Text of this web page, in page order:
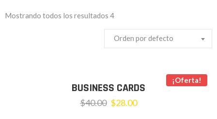
Mostrando todos los resultados 4
Orden por defecto
¡Oferta!
BUSINESS CARDS
$40.00 $28.00